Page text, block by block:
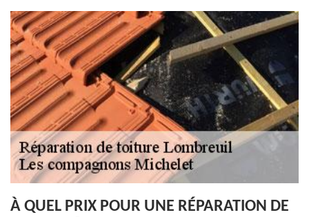
À QUEL PRIX POUR UNE RÉPARATION DE